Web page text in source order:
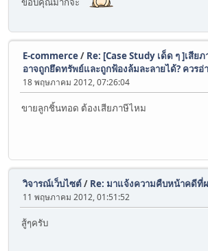
E-commerce/ Re: [Case Study เด็ด ๆ ]เสีย
อาจถูกยึดทรัพย์และถูกฟ้องล้มละลายได้? ควรอ่
18 พฤษภาคม 2012, 07:26:04
ขายลูกชิ้นทอด ต้องเสียภาษีไหม
วิจารณ์เว็บไซต์/ Re: มาแจ้งความคืบหน้าคดีที่
11 พฤษภาคม 2012, 01:51:52
สู้ๆครับ